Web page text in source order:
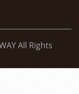
All Rights